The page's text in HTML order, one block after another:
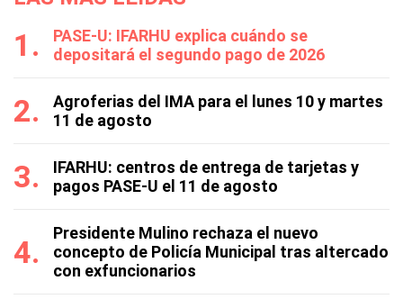
PASE-U: IFARHU explica cuándo se
depositará el segundo pago de 2026
Agroferias del IMA para el lunes 10 y martes
11 de agosto
IFARHU: centros de entrega de tarjetas y
pagos PASE-U el 11 de agosto
Presidente Mulino rechaza el nuevo
concepto de Policía Municipal tras altercado
con exfuncionarios